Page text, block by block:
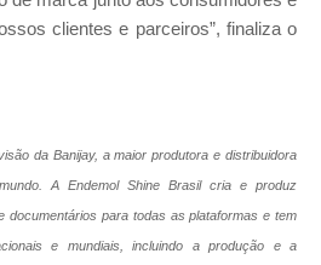
clientes e parceiros”, finaliza o
da Banijay, a maior produtora e distribuidora
A Endemol Shine Brasil cria e produz
documentários para todas as plataformas e tem
e mundiais, incluindo a produção e a